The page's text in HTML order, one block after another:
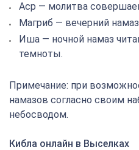
Аср — молитва
Магриб — вечерний
Иша — ночной намаз
темноты.
Примечание: при
намазов согласно своим
небосводом.
Кибла онлайн в Выселках